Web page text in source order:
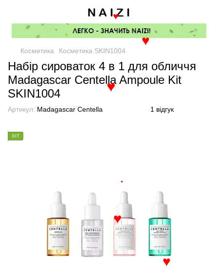
Косметика Косметика SKIN1004
Набір сироваток 4 в 1 для обличчя
Madagascar Centella Ampoule Kit
SKIN1004
Артикул: Madagascar Centella 1 відгук
ХІТ
♥
♥
♥
♥